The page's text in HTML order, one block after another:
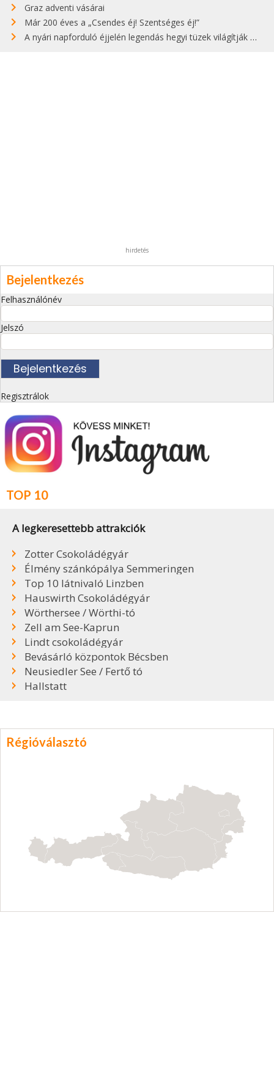
Graz adventi vásárai
Már 200 éves a „Csendes éj! Szentséges éj!”
A nyári napforduló éjjelén legendás hegyi tüzek világítják meg Zugspitzét
hirdetés
Bejelentkezés
Felhasználónév
Jelszó
Regisztrálok
TOP 10
A legkeresettebb attrakciók
Zotter Csokoládégyár
Élmény szánkópálya Semmeringen
Top 10 látnivaló Linzben
Hauswirth Csokoládégyár
Wörthersee / Wörthi-tó
Zell am See-Kaprun
Lindt csokoládégyár
Bevásárló központok Bécsben
Neusiedler See / Fertő tó
Hallstatt
Régióválasztó